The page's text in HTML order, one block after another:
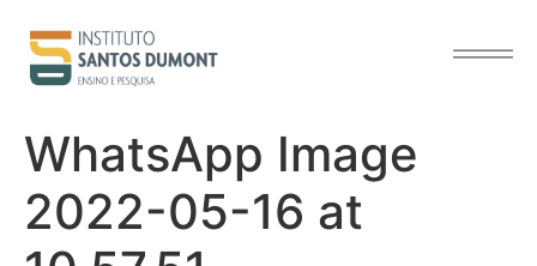
conteúdo
WhatsApp Image
2022-05-16 at